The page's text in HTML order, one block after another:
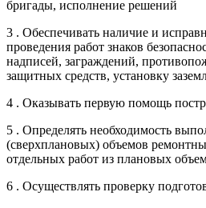
бригады, исполнение решений
3 . Обеспечивать наличие и
проведения работ знаков
надписей, заграждений,
защитных средств, установку
4 . Оказывать первую помощь
5 . Определять необходимость
(сверхплановых) объемов
отдельных работ из плановых
6 . Осуществлять проверку